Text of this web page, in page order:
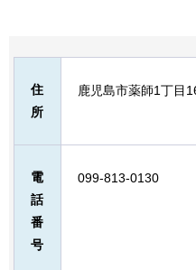
住
所
鹿児島市薬師1丁目
電
話
番
号
099-813-0130